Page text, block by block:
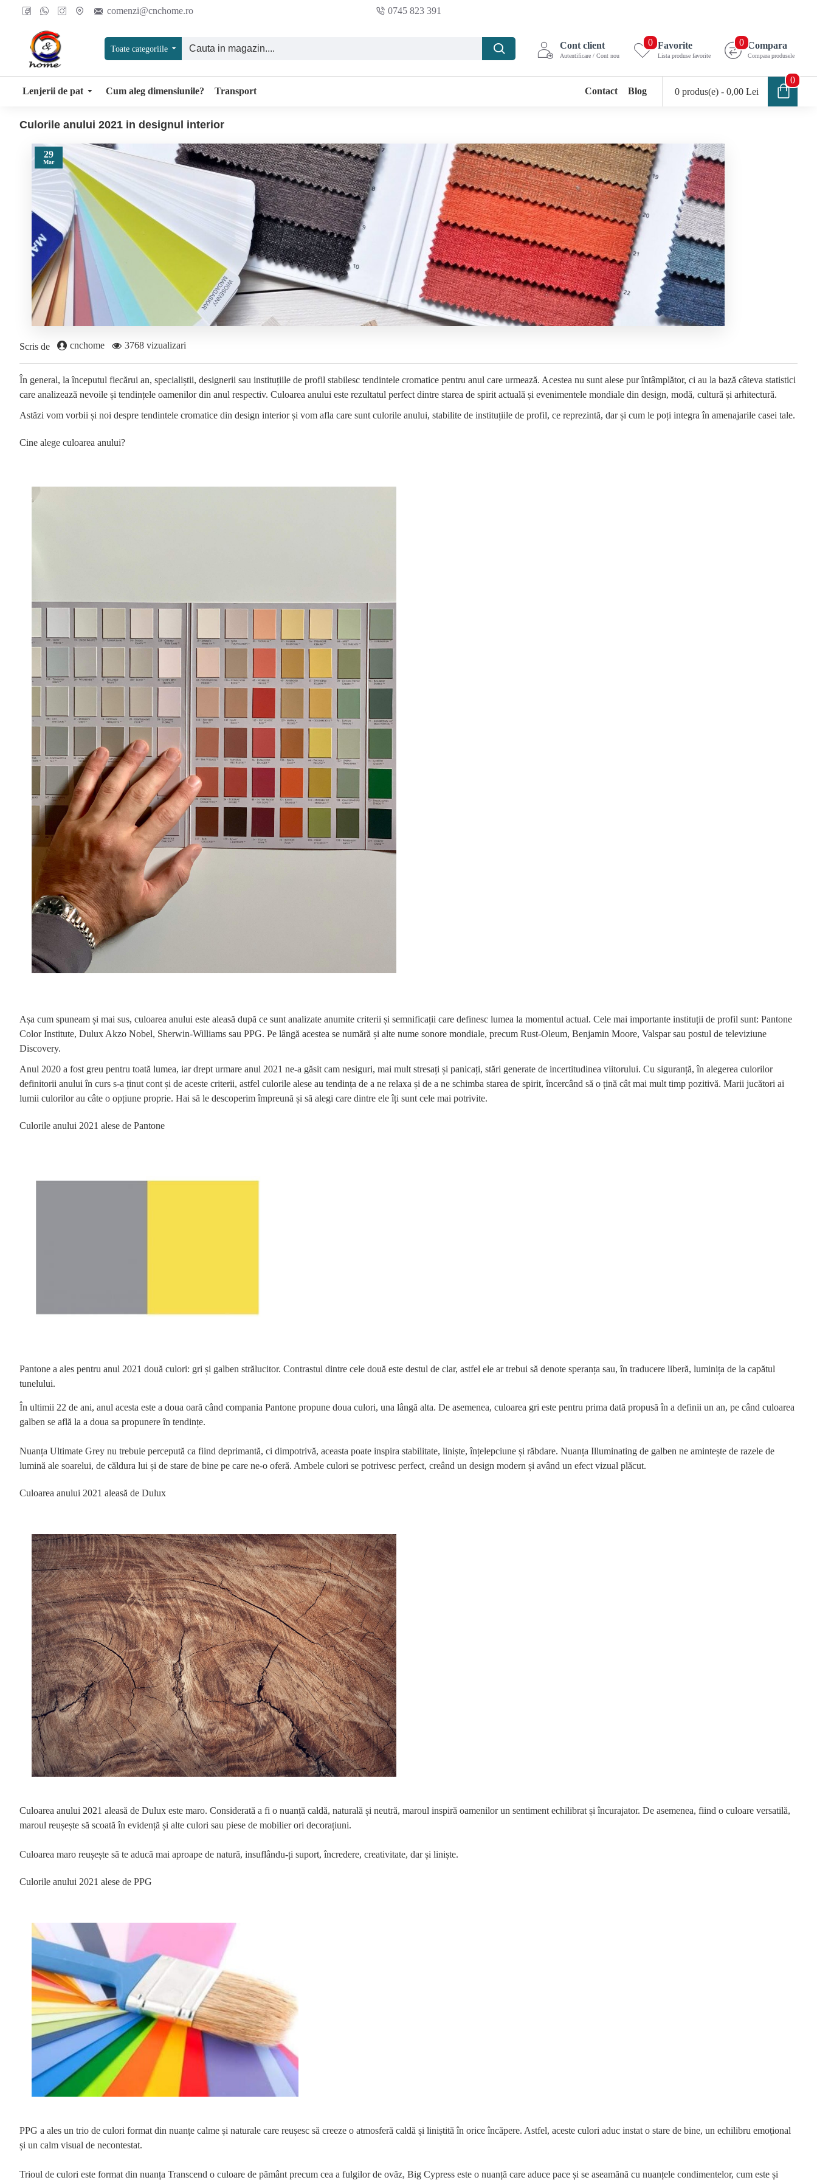
comenzi@cnchome.ro 0745 823 391
Toate categoriile Cont client
Autentificare / Cont nou
Favorite
Lista produse favorite
0 Compara
Compara produsele
0
Lenjerii de pat Cum aleg dimensiunile? Transport Contact Blog 0 produs(e) - 0,00 Lei
0
Culorile anului 2021 in designul interior
29
Mar
Scris de cnchome 3768 vizualizari
În general, la începutul fiecărui an, specialiștii, designerii sau instituțiile de profil stabilesc tendintele cromatice pentru anul care urmează. Acestea nu sunt alese pur întâmplător, ci au la bază câteva statistici
care analizează nevoile și tendințele oamenilor din anul respectiv. Culoarea anului este rezultatul perfect dintre starea de spirit actuală și evenimentele mondiale din design, modă, cultură și arhitectură.
Astăzi vom vorbii și noi despre tendintele cromatice din design interior și vom afla care sunt culorile anului, stabilite de instituțiile de profil, ce reprezintă, dar și cum le poți integra în amenajarile casei tale.
Cine alege culoarea anului?
Așa cum spuneam și mai sus, culoarea anului este aleasă după ce sunt analizate anumite criterii și semnificații care definesc lumea la momentul actual. Cele mai importante instituții de profil sunt: Pantone
Color Institute, Dulux Akzo Nobel, Sherwin-Williams sau PPG. Pe lângă acestea se numără și alte nume sonore mondiale, precum Rust-Oleum, Benjamin Moore, Valspar sau postul de televiziune
Discovery.
Anul 2020 a fost greu pentru toată lumea, iar drept urmare anul 2021 ne-a găsit cam nesiguri, mai mult stresați și panicați, stări generate de incertitudinea viitorului. Cu siguranță, în alegerea culorilor
definitorii anului în curs s-a ținut cont și de aceste criterii, astfel culorile alese au tendința de a ne relaxa și de a ne schimba starea de spirit, încercând să o țină cât mai mult timp pozitivă. Marii jucători ai
lumii culorilor au câte o opțiune proprie. Hai să le descoperim împreună și să alegi care dintre ele îți sunt cele mai potrivite.
Culorile anului 2021 alese de Pantone
Pantone a ales pentru anul 2021 două culori: gri și galben strălucitor. Contrastul dintre cele două este destul de clar, astfel ele ar trebui să denote speranța sau, în traducere liberă, luminița de la capătul
tunelului.
În ultimii 22 de ani, anul acesta este a doua oară când compania Pantone propune doua culori, una lângă alta. De asemenea, culoarea gri este pentru prima dată propusă în a definii un an, pe când culoarea
galben se află la a doua sa propunere în tendințe.
Nuanța Ultimate Grey nu trebuie percepută ca fiind deprimantă, ci dimpotrivă, aceasta poate inspira stabilitate, liniște, înțelepciune și răbdare. Nuanța Illuminating de galben ne amintește de razele de
lumină ale soarelui, de căldura lui și de stare de bine pe care ne-o oferă. Ambele culori se potrivesc perfect, creând un design modern și având un efect vizual plăcut.
Culoarea anului 2021 aleasă de Dulux
Culoarea anului 2021 aleasă de Dulux este maro. Considerată a fi o nuanță caldă, naturală și neutră, maroul inspiră oamenilor un sentiment echilibrat și încurajator. De asemenea, fiind o culoare versatilă,
maroul reușește să scoată în evidență și alte culori sau piese de mobilier ori decorațiuni.
Culoarea maro reușește să te aducă mai aproape de natură, insuflându-ți suport, încredere, creativitate, dar și liniște.
Culorile anului 2021 alese de PPG
PPG a ales un trio de culori format din nuanțe calme și naturale care reușesc să creeze o atmosferă caldă și liniștită în orice încăpere. Astfel, aceste culori aduc instat o stare de bine, un echilibru emoțional
și un calm visual de necontestat.
Trioul de culori este format din nuanța Transcend o culoare de pământ precum cea a fulgilor de ovăz, Big Cypress este o nuanță care aduce pace și se aseamănă cu nuanțele condimentelor, cum este și